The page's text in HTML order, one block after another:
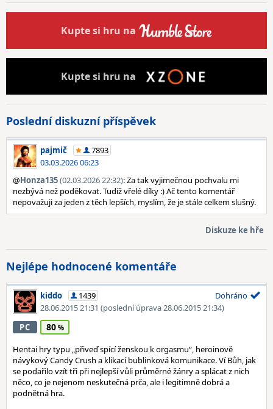
Kuptesi hru na
Kuptesi hru na
Poslední diskuzní příspěvek
pajmič
7893
03.03.2026 06:23
@Honza135(02.03.2026 22:32): Za tak vyjimečnou pochvalu mi
nezbývá než poděkovat. Tudíž vřelé díky :) Ač tento komentář
nepovažuji za jeden z těch lepších, myslím, že je stále celkem slušný.
Diskuze ke hře
Nejlépe hodnocené komentáře
kiddo
1439
28.06.2015 21:31 (poslední úprava 28.06.2015 21:34)
Dohráno
PC 80
Hentai hry typu „přiveď spící ženskou k orgasmu“, heroinově
návykový Candy Crush a klikací bublinková komunikace. Ví Bůh, jak
se podařilo vzít tři při nejlepší vůli průměrné žánry a splácat z nich
něco, co je nejenom neskutečná prča, ale i legitimně dobrá a
podnětná hra.